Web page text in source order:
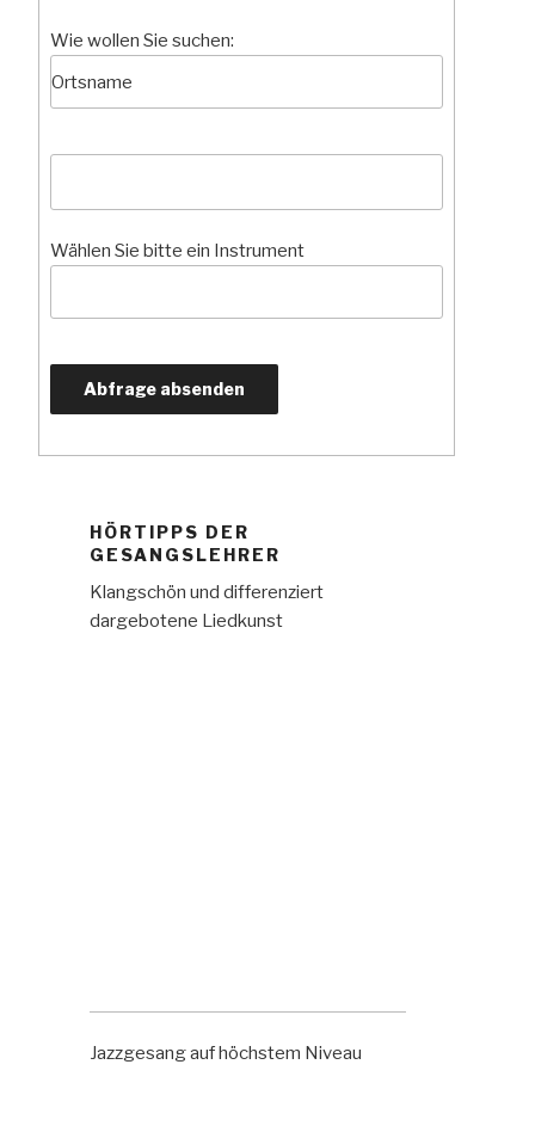
Wie wollen Sie suchen:
Wählen Sie bitte ein Instrument
HÖRTIPPS DER
GESANGSLEHRER
Klangschön und differenziert
dargebotene Liedkunst
Jazzgesang auf höchstem Niveau